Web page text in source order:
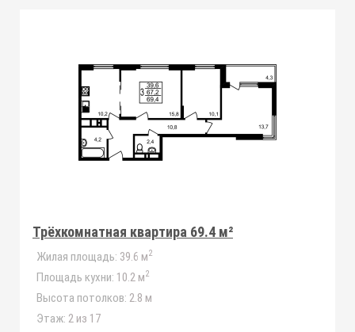
Трёхкомнатная квартира 69.4 м²
Жилая площадь: 39.6 м2
Площадь кухни: 10.2 м2
Высота потолков: 2.8 м
Этаж: 2 из 17